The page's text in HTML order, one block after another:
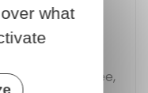
de
de longue durée,
what